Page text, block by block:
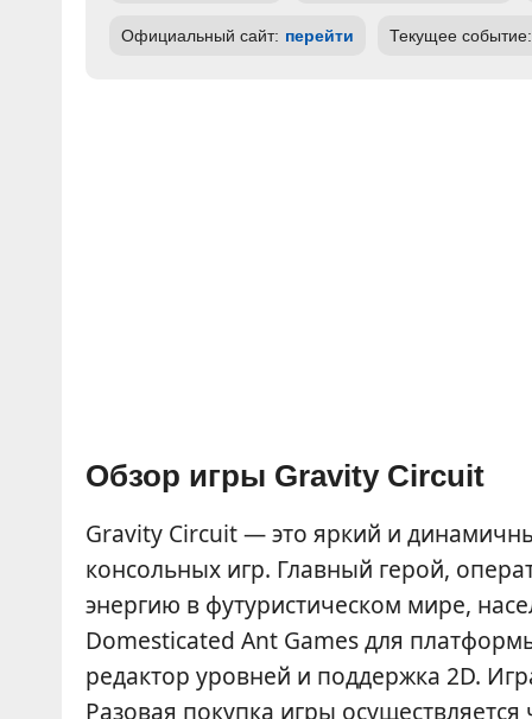
Официальный сайт: перейти Текущее событие:
Обзор игры Gravity Circuit
Gravity Circuit — это яркий и
консольных игр. Главный герой,
энергию в футуристическом мире,
Domesticated Ant Games для
редактор уровней и поддержка 2D.
Разовая покупка игры